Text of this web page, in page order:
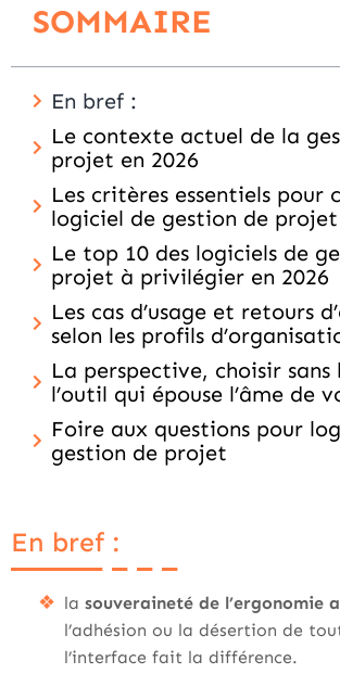
SOMMAIRE
En bref :
Le contexte actuel de la
projet en 2026
Les critères essentiels pour
logiciel de gestion de projet
Le top 10 des logiciels de
projet à privilégier en 2026
Les cas d’usage et retours
selon les profils
La perspective, choisir sans
l’outil qui épouse l’âme de
Foire aux questions pour
gestion de projet
En bref :
la souveraineté de l’ergonomie
l’adhésion ou la désertion de
l’interface fait la différence.